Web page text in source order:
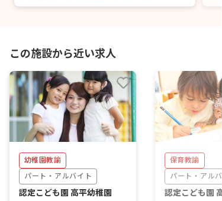
この施設から近い求人
幼稚園教諭
パート・アルバイト
認定こども園 高平幼稚園
保育教諭
パート・アルバ
認定こども園